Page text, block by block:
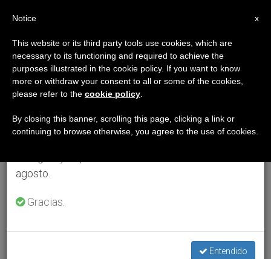
×
Aviso importante
Del 27 de julio al 7 de agosto haremos la pausa
anual, aprovechando que en el periodo de verano
se generan menos informaciones y también el
agosto.
Gracias.
Entendido
x
Notice
This website or its third party tools use cookies, which are
necessary to its functioning and required to achieve the
purposes illustrated in the cookie policy. If you want to know
more or withdraw your consent to all or some of the cookies,
please refer to the cookie policy
By closing this banner, scrolling this page, clicking a link or
continuing to browse otherwise, you agree to the use of cookies.